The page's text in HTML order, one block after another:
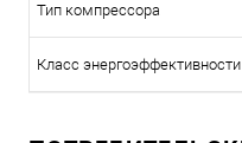
Тип компрессора
Класс энергоэффективности